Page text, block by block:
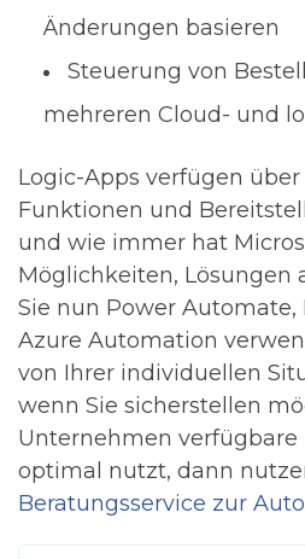
Änderungen basieren
Steuerung von
mehreren Cloud- und
Logic-Apps verfügen
Funktionen und
und wie immer hat
Möglichkeiten, Lösungen
Sie nun Power Automate,
Azure Automation
von Ihrer individuellen
wenn Sie sicherstellen
Unternehmen verfügbare
optimal nutzt, dann
Beratungsservice zur